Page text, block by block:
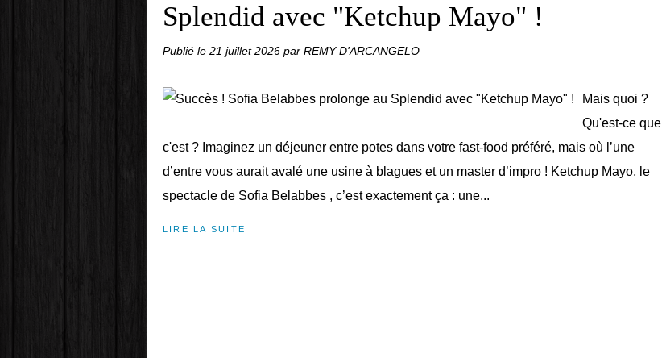
Splendid avec "Ketchup Mayo" !
Publié le 21 juillet 2026 par REMY D'ARCANGELO
Mais quoi ?
Qu'est-ce que
c'est ? Imaginez un déjeuner entre potes dans votre fast-food préféré, mais où l’une
d’entre vous aurait avalé une usine à blagues et un master d’impro ! Ketchup Mayo, le
spectacle de Sofia Belabbes , c’est exactement ça : une...
LIRE LA SUITE